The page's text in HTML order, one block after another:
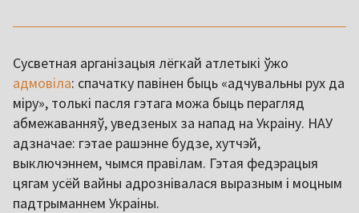
Сусветная арганізацыя лёгкай атлетыкі ўжо
адмовіла: спачатку павінен быць «адчувальны рух да
міру», толькі пасля гэтага можа быць перагляд
абмежаванняў, уведзеных за напад на Украіну. НАУ
адзначае: гэтае рашэнне будзе, хутчэй,
выключэннем, чымся правілам. Гэтая федэрацыя
цягам усёй вайны адрознівалася выразным і моцным
падтрыманнем Украіны.